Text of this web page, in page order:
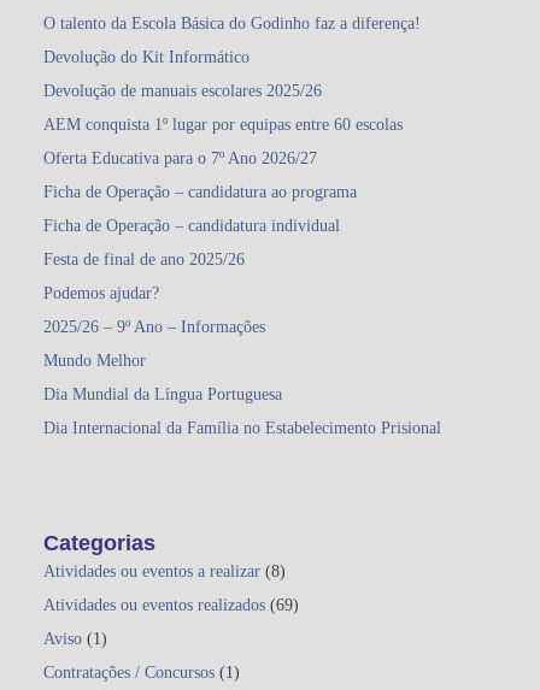
O talento da Escola Básica do Godinho faz a diferença!
Devolução do Kit Informático
Devolução de manuais escolares 2025/26
AEM conquista 1º lugar por equipas entre 60 escolas
Oferta Educativa para o 7º Ano 2026/27
Ficha de Operação – candidatura ao programa
Ficha de Operação – candidatura individual
Festa de final de ano 2025/26
Podemos ajudar?
2025/26 – 9º Ano – Informações
Mundo Melhor
Dia Mundial da Língua Portuguesa
Dia Internacional da Família no Estabelecimento Prisional
Categorias
Atividades ou eventos a realizar (8)
Atividades ou eventos realizados (69)
Aviso (1)
Contratações / Concursos (1)